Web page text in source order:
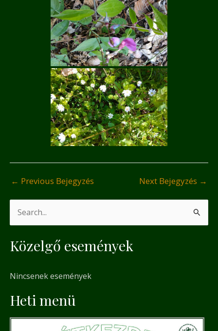
← Previous Bejegyzés Next Bejegyzés →
a
c
f
Közelgő események
Nincsenek események
Heti menü